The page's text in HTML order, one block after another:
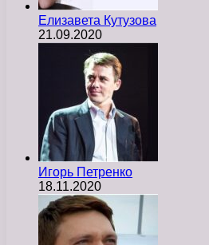
Елизавета Кутузова
21.09.2020
Игорь Петренко
18.11.2020